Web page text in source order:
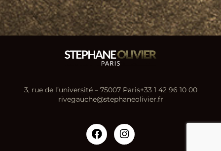
3, rue de l’université – 75007 Paris+33 1 42 96 10 00
rivegauche@stephaneolivier.fr